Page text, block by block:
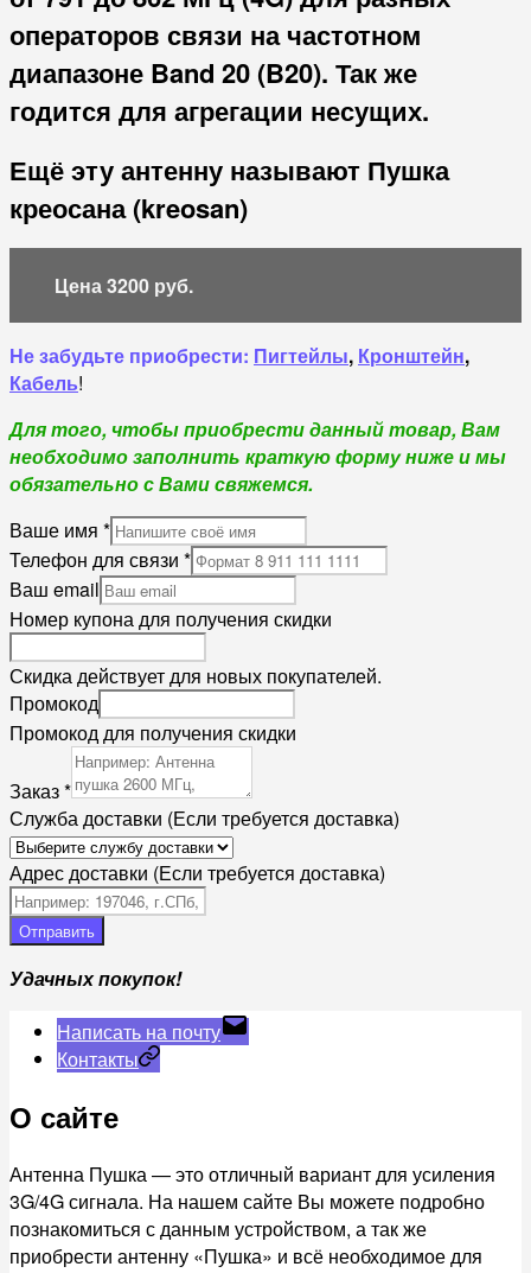
операторов связи на частотном
диапазоне Band 20 (B20). Так же
годится для агрегации несущих.
Ещё эту антенну называют Пушка
креосана (kreosan)
Цена 3200 руб.
Не забудьте приобрести: Пигтейлы, Кронштейн,
Кабель!
Для того, чтобы приобрести данный товар, Вам
необходимозаполнить краткую форму нижеи мы
обязательно с Вами свяжемся.
Ваше имя *
Телефон для связи *
Ваш email
Номер купона для получения скидки
Скидка действует для новых покупателей.
Промокод
Промокод для получения скидки
Заказ*
Служба доставки (Если требуется доставка)
Адрес доставки (Если требуется доставка)
Отправить
Удачных покупок!
Написать на почту
Контакты
О сайте
Антенна Пушка — это отличный вариант для усиления
3G/4G сигнала. На нашем сайте Вы можете подробно
познакомиться с данным устройством, а так же
приобрести антенну «Пушка» и всё необходимое для